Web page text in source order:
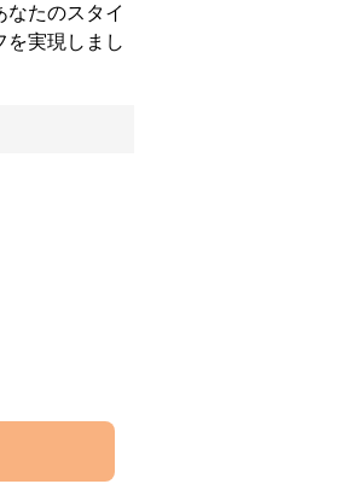
なたのスタイ
を実現しまし